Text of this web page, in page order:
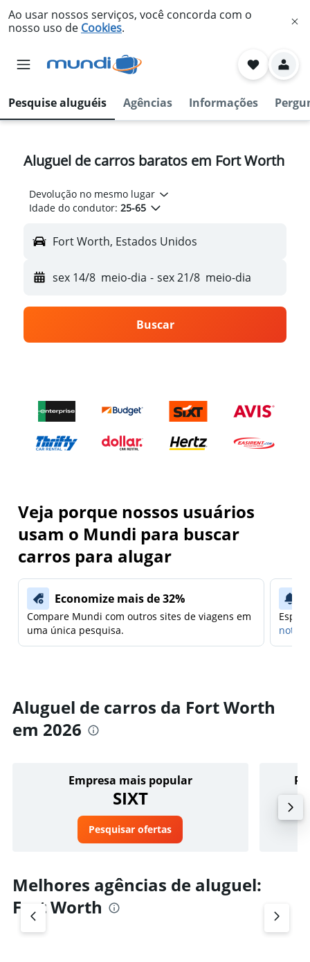
Ao usar nossos serviços, você concorda com o
nosso uso de Cookies.
Pesquise aluguéis Agências Informações
Aluguel de carros baratos em Fort Worth
Devolução no mesmo lugar
Idade do condutor: 25-65
Fort Worth, Estados Unidos
sex 14/8 meio-dia - sex 21/8 meio-dia
Buscar
Veja porque nossos usuários
usam o Mundi para buscar
carros para alugar
Economize mais de 32%
Compare Mundi com outros sites de viagens em
uma única pesquisa.
Aluguel de carros da Fort Worth
em 2026
Empresa mais popular
SIXT
Pesquisar ofertas
Melhores agências de aluguel:
Fort Worth